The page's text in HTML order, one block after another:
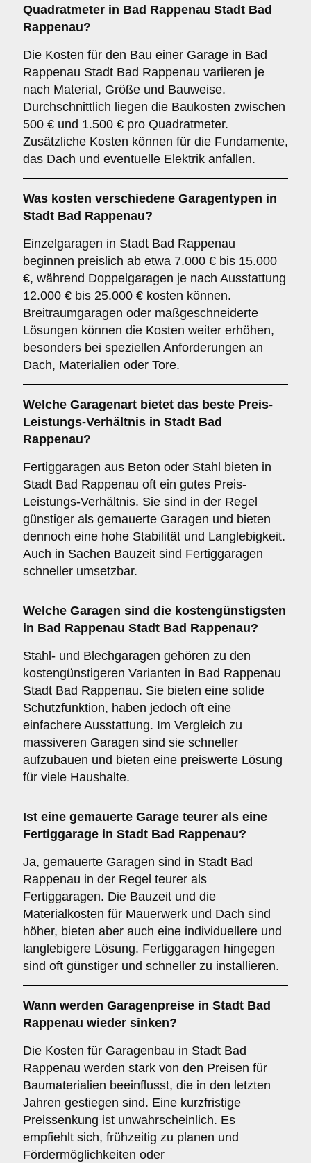
Quadratmeter in Bad Rappenau Stadt Bad
Rappenau?
Die Kosten für den Bau einer Garage in Bad
Rappenau Stadt Bad Rappenau variieren je
nach Material, Größe und Bauweise.
Durchschnittlich liegen die Baukosten zwischen
500 € und 1.500 € pro Quadratmeter.
Zusätzliche Kosten können für die Fundamente,
das Dach und eventuelle Elektrik anfallen.
Was kosten verschiedene Garagentypen in
Stadt Bad Rappenau?
Einzelgaragen in Stadt Bad Rappenau
beginnen preislich ab etwa 7.000 € bis 15.000
€, während Doppelgaragen je nach Ausstattung
12.000 € bis 25.000 € kosten können.
Breitraumgaragen oder maßgeschneiderte
Lösungen können die Kosten weiter erhöhen,
besonders bei speziellen Anforderungen an
Dach, Materialien oder Tore.
Welche Garagenart bietet das beste Preis-
Leistungs-Verhältnis in Stadt Bad
Rappenau?
Fertiggaragen aus Beton oder Stahl bieten in
Stadt Bad Rappenau oft ein gutes Preis-
Leistungs-Verhältnis. Sie sind in der Regel
günstiger als gemauerte Garagen und bieten
dennoch eine hohe Stabilität und Langlebigkeit.
Auch in Sachen Bauzeit sind Fertiggaragen
schneller umsetzbar.
Welche Garagen sind die kostengünstigsten
in Bad Rappenau Stadt Bad Rappenau?
Stahl- und Blechgaragen gehören zu den
kostengünstigeren Varianten in Bad Rappenau
Stadt Bad Rappenau. Sie bieten eine solide
Schutzfunktion, haben jedoch oft eine
einfachere Ausstattung. Im Vergleich zu
massiveren Garagen sind sie schneller
aufzubauen und bieten eine preiswerte Lösung
für viele Haushalte.
Ist eine gemauerte Garage teurer als eine
Fertiggarage in Stadt Bad Rappenau?
Ja, gemauerte Garagen sind in Stadt Bad
Rappenau in der Regel teurer als
Fertiggaragen. Die Bauzeit und die
Materialkosten für Mauerwerk und Dach sind
höher, bieten aber auch eine individuellere und
langlebigere Lösung. Fertiggaragen hingegen
sind oft günstiger und schneller zu installieren.
Wann werden Garagenpreise in Stadt Bad
Rappenau wieder sinken?
Die Kosten für Garagenbau in Stadt Bad
Rappenau werden stark von den Preisen für
Baumaterialien beeinflusst, die in den letzten
Jahren gestiegen sind. Eine kurzfristige
Preissenkung ist unwahrscheinlich. Es
empfiehlt sich, frühzeitig zu planen und
Fördermöglichkeiten oder